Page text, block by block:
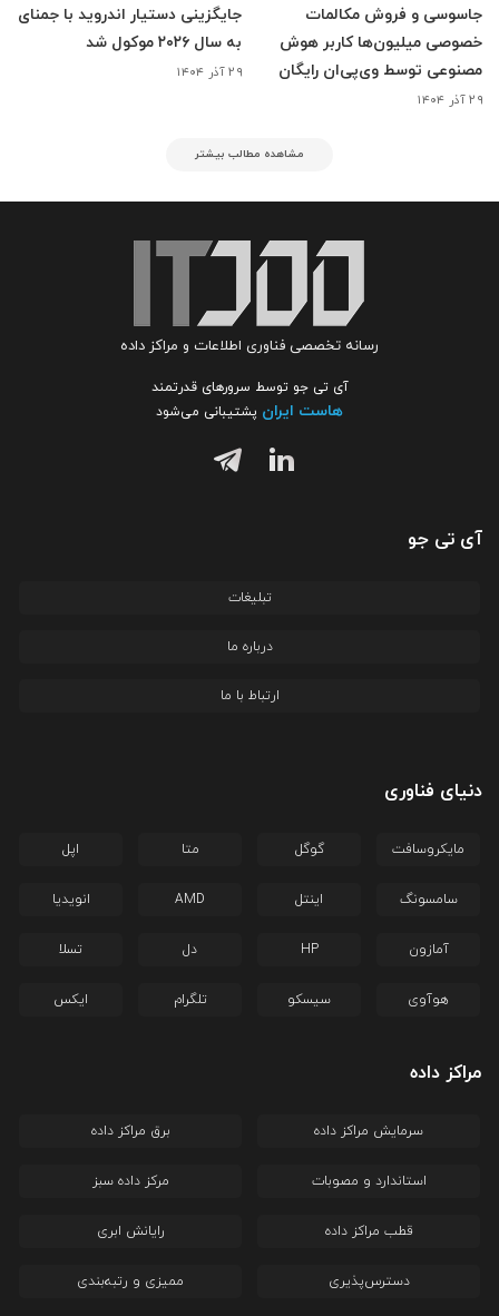
جاسوسی و فروش مکالمات
خصوصی میلیون‌ها کاربر هوش
مصنوعی توسط وی‌پی‌ان رایگان
۲۹ آذر ۱۴۰۴
جایگزینی دستیار اندروید با جمنای
به سال ۲۰۲۶ موکول شد
۲۹ آذر ۱۴۰۴
مشاهده مطالب بیشتر
رسانه تخصصی فناوری اطلاعات و مراکز داده
آی تی جو توسط سرورهای قدرتمند
هاست ایران پشتیبانی می‌شود
آی تی جو
تبلیغات
درباره ما
ارتباط با ما
دنیای فناوری
مایکروسافت گوگل متا اپل
سامسونگ اینتل AMD انویدیا
آمازون HP دل تسلا
هوآوی سیسکو تلگرام ایکس
مراکز داده
سرمایش مراکز داده برق مراکز داده
استاندارد و مصوبات مرکز داده سبز
قطب مراکز داده رایانش ابری
دسترس‌پذیری ممیزی و رتبه‌بندی